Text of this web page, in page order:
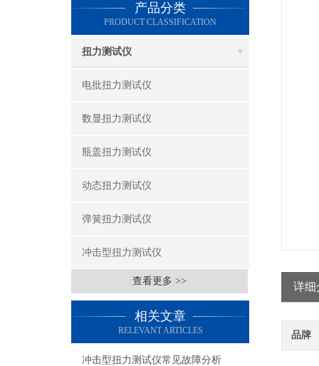
产品分类
PRODUCT CLASSIFICATION
扭力测试仪
电批扭力测试仪
数显扭力测试仪
瓶盖扭力测试仪
动态扭力测试仪
弹簧扭力测试仪
冲击型扭力测试仪
查看更多 >>
相关文章
RELEVANT ARTICLES
冲击型扭力测试仪常见故障分析
详细
品牌